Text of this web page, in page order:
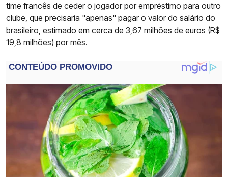
time francês de ceder o jogador por empréstimo para outro
clube, que precisaria "apenas" pagar o valor do salário do
brasileiro, estimado em cerca de 3,67 milhões de euros (R$
19,8 milhões) por mês.